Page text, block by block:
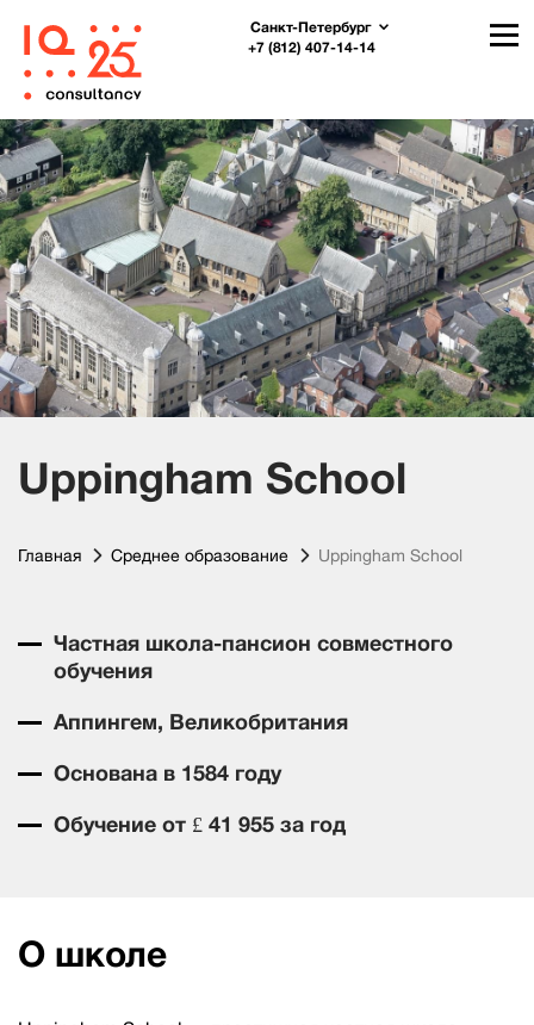
Санкт-Петербург
+7 (812) 407-14-14
Uppingham School
Главная Среднее образование Uppingham School
Частная школа-пансион совместного
обучения
Аппингем, Великобритания
Основана в 1584 году
Обучение от £ 41 955 за год
О школе